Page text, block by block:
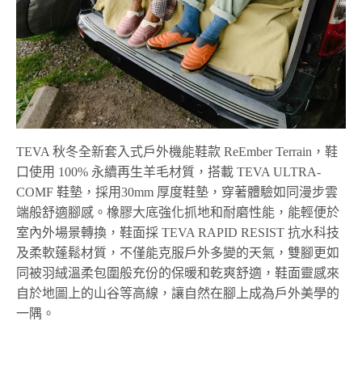
TEVA 秋冬全新套入式戶外機能鞋款 ReEmber Terrain，鞋
口使用 100% 永續再生羊毛材質，搭載 TEVA ULTRA-
COMF 鞋墊，採用30mm 厚度鞋墊，穿著體驗如同漫步雲
端般舒適腳感。橡膠大底強化抓地和耐磨性能，能輕便於
室內外場景轉換，鞋面採 TEVA RAPID RESIST 抗水科技
及柔軟蓬鬆材質，不僅能克服戶外多變的天氣，雙腳更如
同被羽絨溫柔包圍般充份的保暖和乾爽舒適，鞋面靈感來
自於地圖上的山谷等高線，讓自然在腳上成為戶外美學的
一隅。